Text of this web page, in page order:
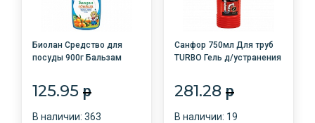
Биолан Средство для
посуды 900г Бальзам
косметик/
125.95 p
В наличии: 363
Санфор 750мл Для труб
TURBO Гель д/устранения
ступино/
281.28 p
В наличии: 19